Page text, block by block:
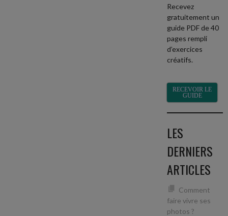
Recevez
gratuitement un
guide PDF de 40
pages rempli
d’exercices
créatifs.
RECEVOIR LE
GUIDE
LES
DERNIERS
ARTICLES
Comment
faire vivre ses
photos ?